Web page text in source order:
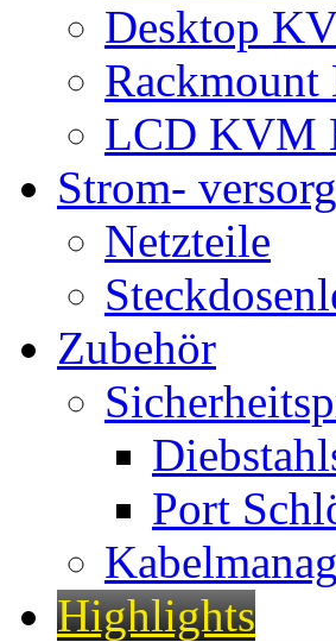
Desktop
LCD KVM
Strom-
Netzteile
Zubehör
Port
Highlights